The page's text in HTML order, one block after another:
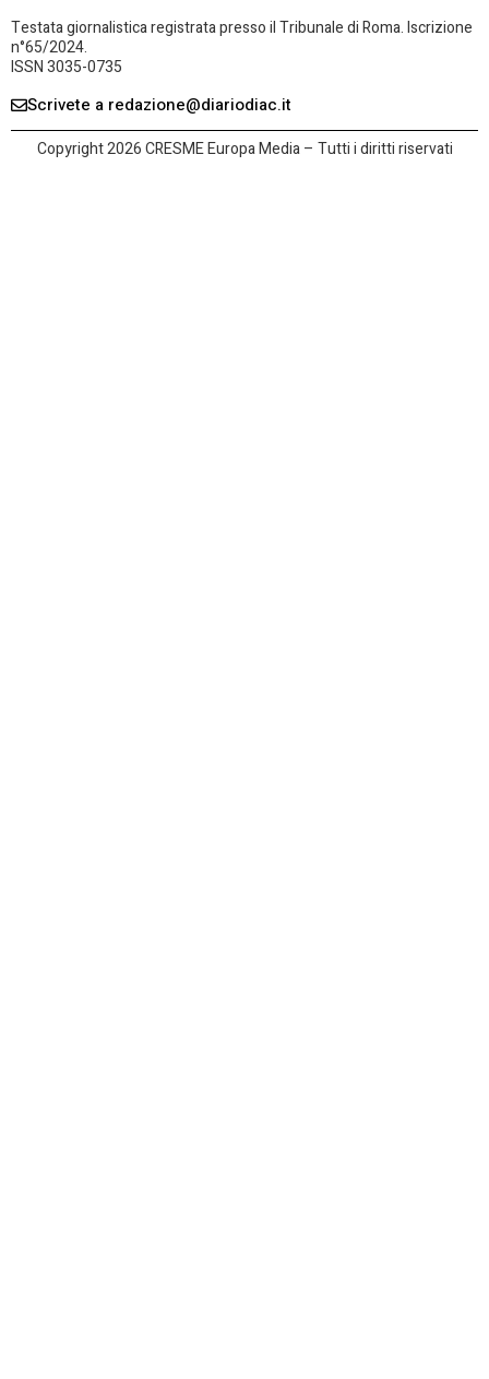
Testata giornalistica registrata presso il Tribunale di Roma. Iscrizione
n°65/2024.
ISSN 3035-0735
Scrivete a redazione@diariodiac.it
Copyright 2026 CRESME Europa Media – Tutti i diritti riservati